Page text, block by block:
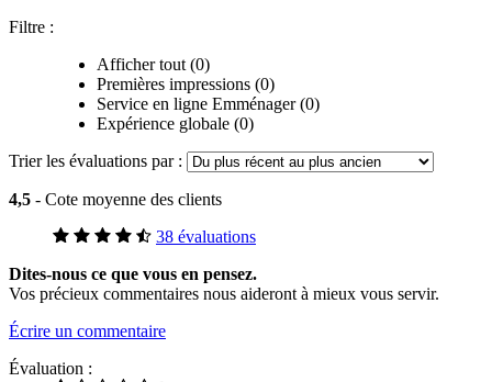
Filtre :
Afficher tout (0)
Premières impressions (0)
Service en ligne Emménager (0)
Expérience globale (0)
Trier les évaluations par :
4,5 - Cote moyenne des clients
38 évaluations
Dites-nous ce que vous en pensez.
Vos précieux commentaires nous aideront à mieux vous servir.
Écrire un commentaire
Évaluation :